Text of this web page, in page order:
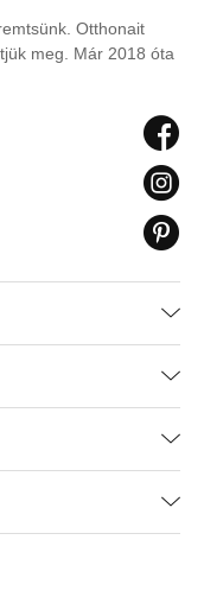
Otthonait
meg. Már 2018 óta